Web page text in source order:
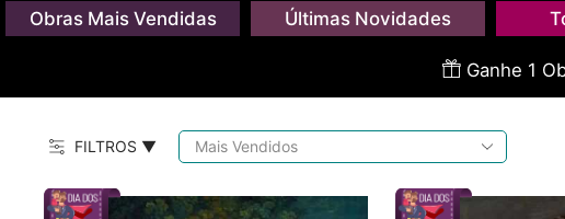
Obras Mais Vendidas Últimas Novidades
Ganhe 1
FILTROS ▼